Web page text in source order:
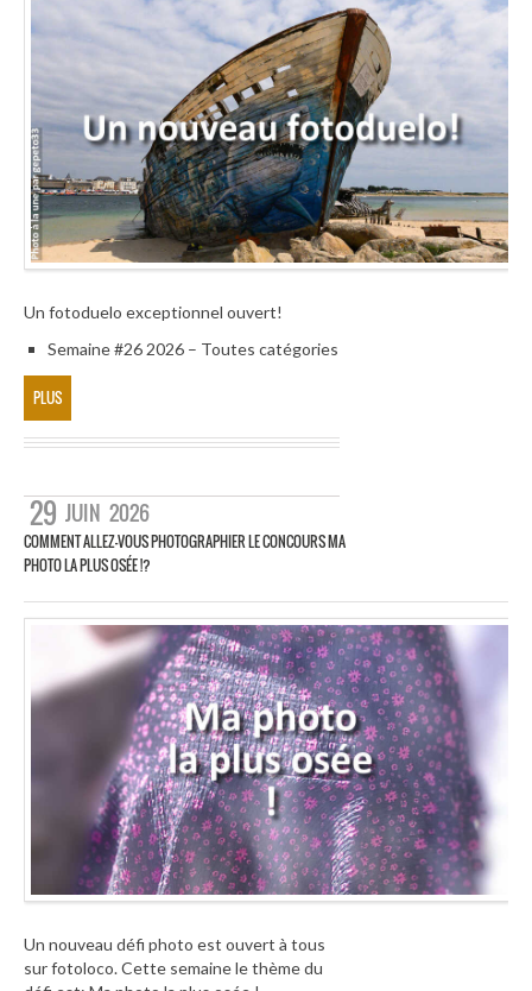
Un fotoduelo exceptionnel ouvert!
Semaine #26 2026 – Toutes catégories
PLUS
29 JUIN 2026
COMMENT ALLEZ-VOUS PHOTOGRAPHIER LE CONCOURS MA
PHOTO LA PLUS OSÉE !?
Un nouveau défi photo est ouvert à tous
sur fotoloco. Cette semaine le thème du